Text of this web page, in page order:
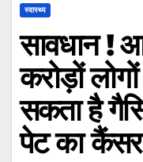
स्वास्थ्य
सावधान !
करोड़ों
सकता है
पेट का कैंसर